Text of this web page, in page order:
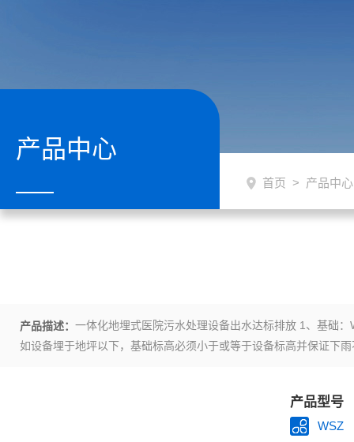
产品中心
首页 > 产品中心
产品描述： 一体化地埋式医院污水处理设备出水达标排放 1、基础
如设备埋于地坪以下，基础标高必须小于或等于设备标高并保证下
产品型号
WSZ